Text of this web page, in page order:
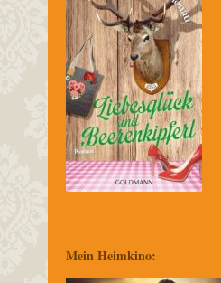
Mein Heimkino: